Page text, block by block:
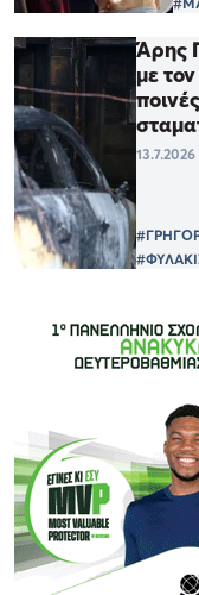
Άρης
με
13.7.2026